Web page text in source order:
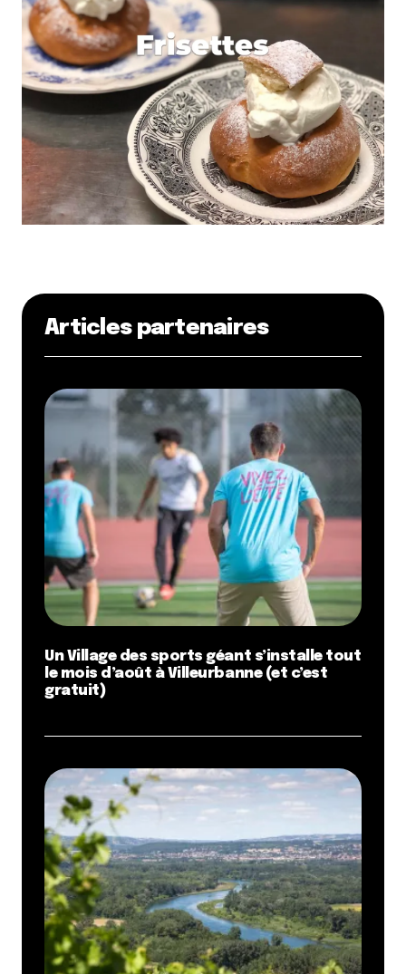
Articles partenaires
Un Village des sports géant s’installe tout
le mois d’août à Villeurbanne (et c’est
gratuit)